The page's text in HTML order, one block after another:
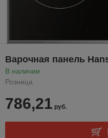
Варочная панель
В наличии
Розница
786,21 руб.